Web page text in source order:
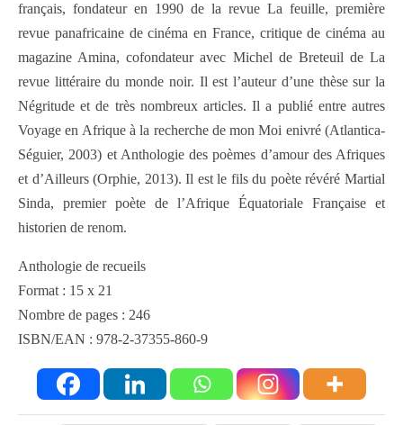
français, fondateur en 1990 de la revue La feuille, première
revue panafricaine de cinéma en France, critique de cinéma au
magazine Amina, cofondateur avec Michel de Breteuil de La
revue littéraire du monde noir. Il est l’auteur d’une thèse sur la
Négritude et de très nombreux articles. Il a publié entre autres
Voyage en Afrique à la recherche de mon Moi enivré (Atlantica-
Séguier, 2003) et Anthologie des poèmes d’amour des Afriques
et d’Ailleurs (Orphie, 2013). Il est le fils du poète révéré Martial
Sinda, premier poète de l’Afrique Équatoriale Française et
historien de renom.
Anthologie de recueils
Format : 15 x 21
Nombre de pages : 246
ISBN/EAN : 978-2-37355-860-9